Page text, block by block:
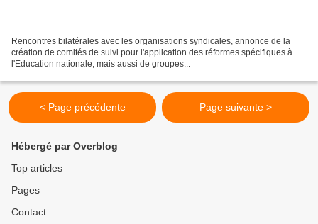
Rencontres bilatérales avec les organisations syndicales, annonce de la
création de comités de suivi pour l'application des réformes spécifiques à
l'Education nationale, mais aussi de groupes...
< Page précédente Page suivante >
Hébergé par Overblog
Top articles
Pages
Contact